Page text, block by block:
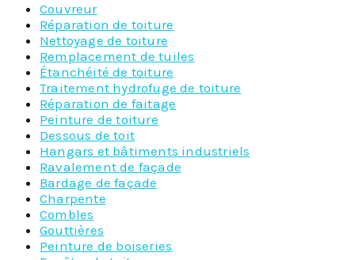
Couvreur
Réparation de toiture
Nettoyage de toiture
Remplacement de tuiles
Étanchéité de toiture
Traitement hydrofuge de toiture
Réparation de faitage
Peinture de toiture
Dessous de toit
Hangars et bâtiments industriels
Ravalement de façade
Bardage de façade
Charpente
Combles
Gouttières
Peinture de boiseries